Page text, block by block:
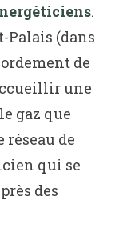
.
Palais (dans
de
une
gaz que
de
qui se
des